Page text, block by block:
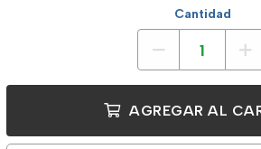
Cantidad
AGREGAR AL